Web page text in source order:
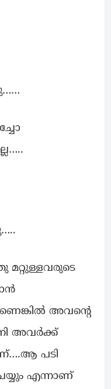
മറ്റുള്ളവരുടെ
അവന്റെ
അവർക്ക്
പടി
എന്നാണ്